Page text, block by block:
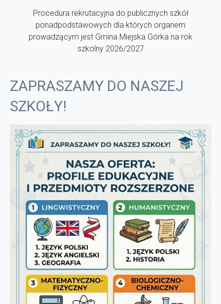
Procedura rekrutacyjna do publicznych szkół
ponadpodstawowych dla których organem
prowadzącym jest Gmina Miejska Górka na rok
szkolny 2026/2027
ZAPRASZAMY DO NASZEJ
SZKOŁY!